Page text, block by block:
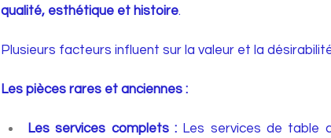
qualité, esthétique et histoire.
Plusieurs facteurs influent sur la valeur et la
Les pièces rares et anciennes :
Les services complets : Les services de table